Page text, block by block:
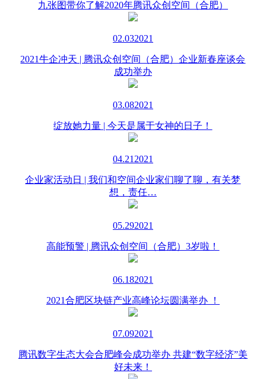
九张图带你了解2020年腾讯众创空间（合肥）
02.032021
2021牛企冲天 | 腾讯众创空间（合肥）企业新春座谈会
成功举办
03.082021
绽放她力量 | 今天是属于女神的日子！
04.21 2021
企业家活动日 | 我们和空间企业家们聊了聊，有关梦
想，责任…
05.292021
高能预警 | 腾讯众创空间（合肥）3岁啦！
06.182021
2021合肥区块链产业高峰论坛圆满举办 ！
07.092021
腾讯数字生态大会合肥峰会成功举办 共建“数字经济”美
好未来！